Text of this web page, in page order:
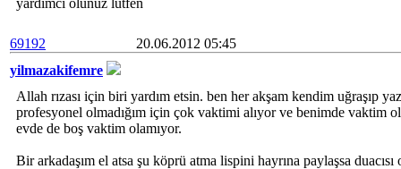
yardımcı olunuz lütfen
69192
20.06.2012 05:45
yilmazakifemre
Allah rızası için biri yardım etsin. ben her akşam kendim uğraşıp
profesyonel olmadığım için çok vaktimi alıyor ve benimde vaktim
evde de boş vaktim olamıyor.
Bir arkadaşım el atsa şu köprü atma lispini hayrına paylaşsa duacısı